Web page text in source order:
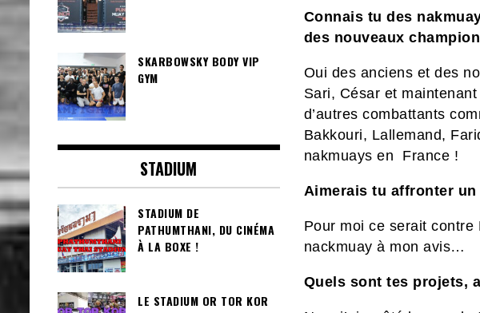
Connais tu des
des nouveaux
Oui des anciens et des
Sari, César et
d’autres combattants
Bakkouri, Lallemand,
nakmuays en France !
Aimerais tu affronter
Pour moi ce serait contre
nackmuay à mon avis…
Quels sont tes projets,
SKARBOWSKY BODY VIP
GYM
STADIUM
STADIUM DE
PATHUMTHANI, DU CINÉMA
À LA BOXE !
LE STADIUM OR TOR KOR